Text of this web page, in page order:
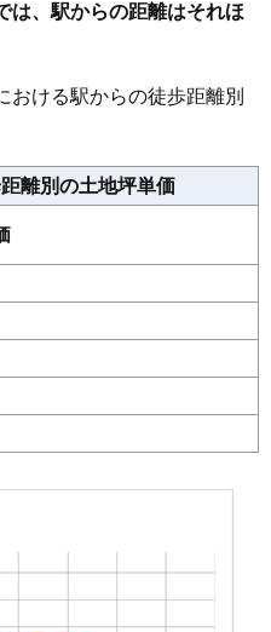
円 871万円 9.4%
円 708万円
円 80万円
は、駅からの距離はそれほ
ける駅からの徒歩距離別
離別の土地坪単価